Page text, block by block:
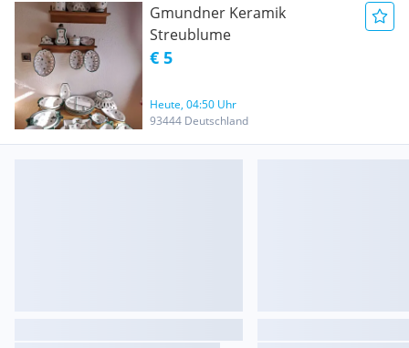
Gmundner Keramik
Streublume
€ 5
Heute, 04:50 Uhr
93444 Deutschland